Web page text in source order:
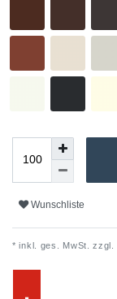
Wunschliste
* inkl. ges. MwSt. zzgl.